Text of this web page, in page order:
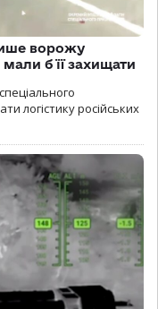
ворожу
мали б її захищати
логістику російських